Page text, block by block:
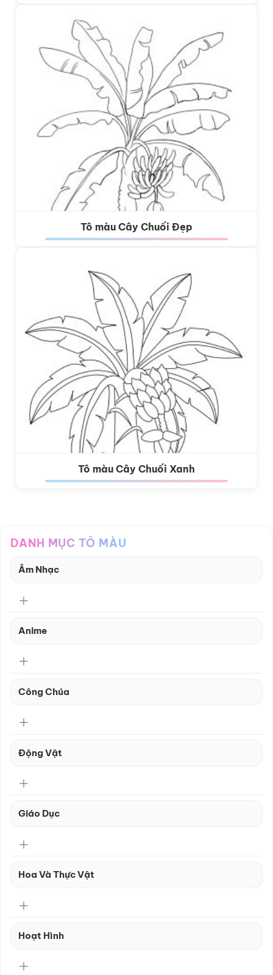
Tô màu Cây Chuối Đẹp
Tô màu Cây Chuối Xanh
DANH MỤC TÔ MÀU
Âm Nhạc
Anime
Công Chúa
Động Vật
Giáo Dục
Hoa Và Thực Vật
Hoạt Hình